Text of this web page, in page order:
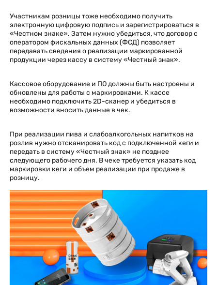
Участникам розницы тоже необходимо получить
электронную цифровую подпись и зарегистрироваться в
«Честном знаке». Затем нужно убедиться, что договор с
оператором фискальных данных (ФСД) позволяет
передавать сведения о реализации маркированной
продукции через кассу в систему «Честный знак».
Кассовое оборудование и ПО должны быть настроены и
обновлены для работы с маркировками. К кассе
необходимо подключить 2D-сканер и убедиться в
возможности вносить данные в чек.
При реализации пива и слабоалкогольных напитков на
розлив нужно отсканировать код с подключенной кеги и
передать в систему «Честный знак» не позднее
следующего рабочего дня. В чеке требуется указать код
маркировки кеги и объем реализации при продаже в
розницу.